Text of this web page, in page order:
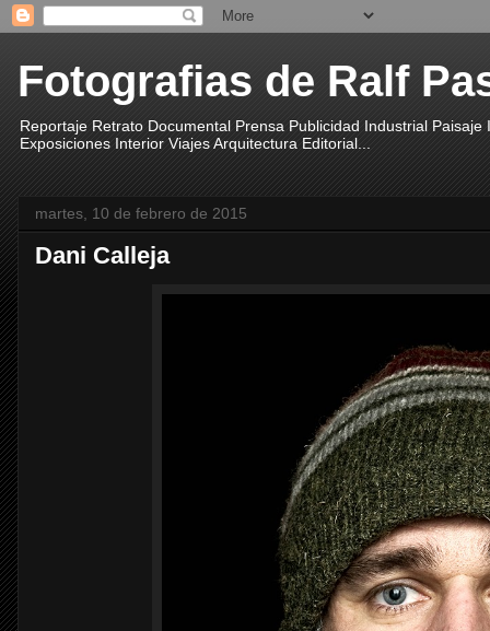
Fotografias de Ralf
Reportaje Retrato Documental Prensa Publicidad Industrial
Exposiciones Interior Viajes Arquitectura Editorial...
martes, 10 de febrero de 2015
Dani Calleja